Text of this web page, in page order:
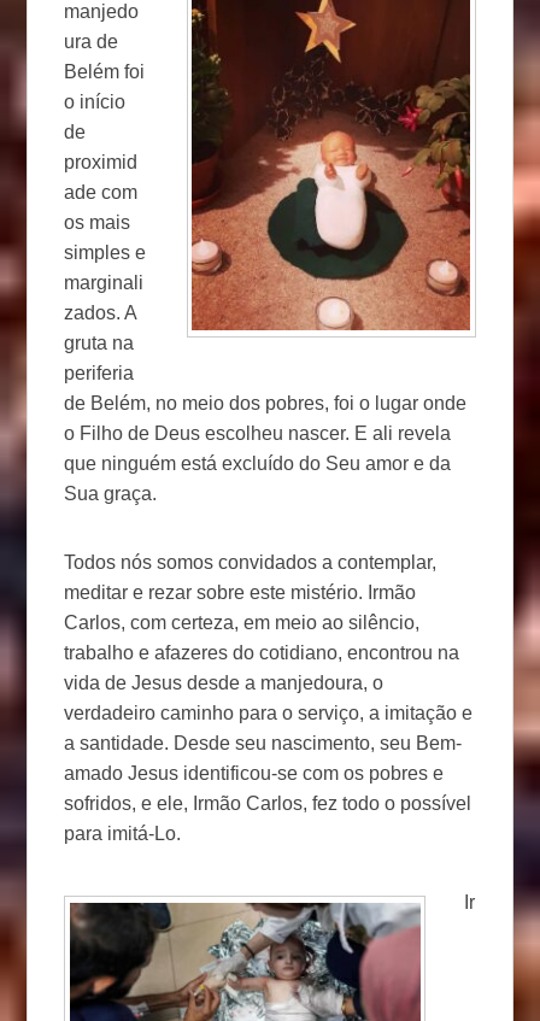
manjedo
ura de
Belém foi
o início
de
proximid
ade com
os mais
simples e
marginali
zados. A
gruta na
periferia
de Belém, no meio dos pobres, foi o lugar onde
o Filho de Deus escolheu nascer. E ali revela
que ninguém está excluído do Seu amor e da
Sua graça.
Todos nós somos convidados a contemplar,
meditar e rezar sobre este mistério. Irmão
Carlos, com certeza, em meio ao silêncio,
trabalho e afazeres do cotidiano, encontrou na
vida de Jesus desde a manjedoura, o
verdadeiro caminho para o serviço, a imitação e
a santidade. Desde seu nascimento, seu Bem-
amado Jesus identificou-se com os pobres e
sofridos, e ele, Irmão Carlos, fez todo o possível
para imitá-Lo.
Ir